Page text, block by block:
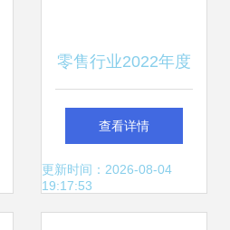
零售行业2022年度
策略报告 抓住黎明
前的光
查看详情
更新时间：2026-08-04
19:17:53